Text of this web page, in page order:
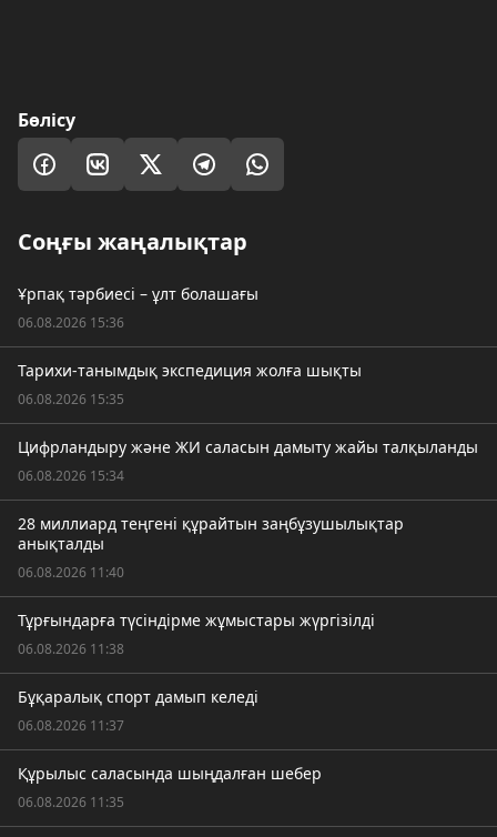
Бөлісу
Соңғы жаңалықтар
Ұрпақ тәрбиесі – ұлт болашағы
06.08.2026 15:36
Тарихи-танымдық экспедиция жолға шықты
06.08.2026 15:35
Цифрландыру және ЖИ саласын дамыту жайы талқыланды
06.08.2026 15:34
28 миллиард теңгені құрайтын заңбұзушылықтар
анықталды
06.08.2026 11:40
Тұрғындарға түсіндірме жұмыстары жүргізілді
06.08.2026 11:38
Бұқаралық спорт дамып келеді
06.08.2026 11:37
Құрылыс саласында шыңдалған шебер
06.08.2026 11:35